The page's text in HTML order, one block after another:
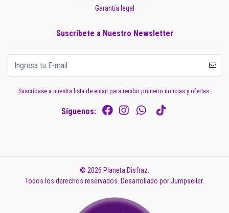
Garantía legal
Suscríbete a Nuestro Newsletter
Suscríbase a nuestra lista de email para recibir primeiro noticias y ofertas.
Síguenos:
© 2026 Planeta Disfraz.
Todos los derechos reservados. Desarrollado por Jumpseller.